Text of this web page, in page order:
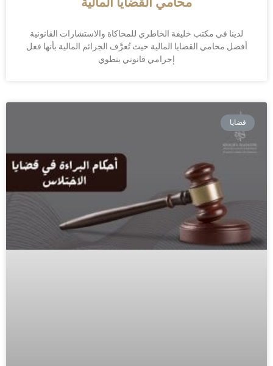
لدينا في مكتب خليفة الخاطري للمحاكاة والاستشارات القانونية
أفضل محامي القضايا المالية حيث تُعرَّف الجرائم المالية بأنها فعل
إجرامي قانوني ينطوي
قضايا